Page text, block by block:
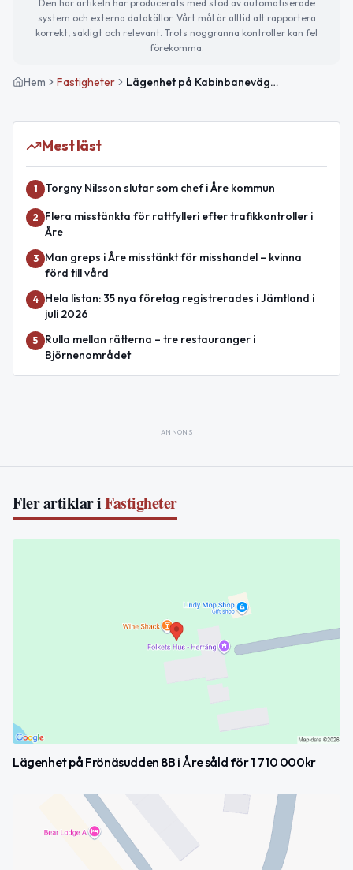
Den här artikeln har producerats med stöd av automatiserade
system och externa datakällor. Vårt mål är alltid att rapportera
korrekt, sakligt och relevant. Trots noggranna kontroller kan fel
förekomma.
Hem Fastigheter Lägenhet på Kabinbanevägen 22 i Åre såld för 5 200 000kr
Mest läst
1 Torgny Nilsson slutar som chef i Åre kommun
2
Flera misstänkta för rattfylleri efter trafikkontroller i
Åre
3
Man greps i Åre misstänkt för misshandel – kvinna
förd till vård
4
Hela listan: 35 nya företag registrerades i Jämtland i
juli 2026
5
Rulla mellan rätterna – tre restauranger i
Björnenområdet
ANNONS
Fler artiklar iFastigheter
Lägenhet på Frönäsudden 8B i Åre såld för 1 710 000kr